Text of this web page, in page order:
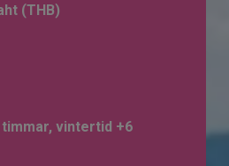
(THB)
vintertid +6